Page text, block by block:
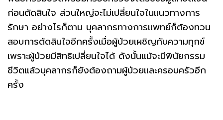
ก่อนตัดสินใจ ส่วนใหญ่จะไม่เปลี่ยนใจในแนวทางการ
รักษา อย่างไรก็ตาม บุคลากรทางการแพทย์ก็ต้องทวน
สอบการตัดสินใจอีกครั้งเมื่อผู้ป่วยเผชิญกับความทุกข์
เพราะผู้ป่วยมีสิทธิเปลี่ยนใจได้ ดังนั้นแม้จะมีพินัยกรรม
ชีวิตแล้วบุคลากรก็ยังต้องถามผู้ป่วยและครอบครัวอีก
ครั้ง